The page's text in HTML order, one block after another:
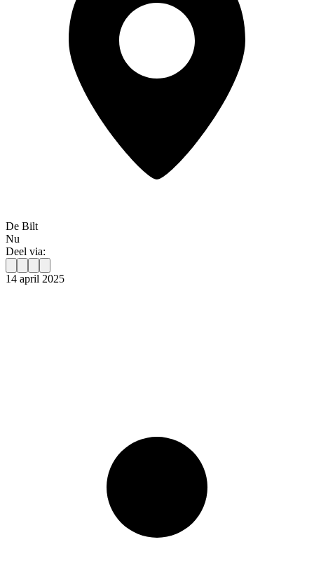
De Bilt
Nu
Deel via:
14 april 2025